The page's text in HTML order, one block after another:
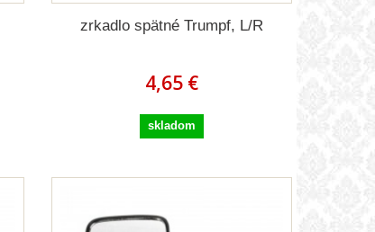
zrkadlo spätné Trumpf, L/R
4,65 €
skladom